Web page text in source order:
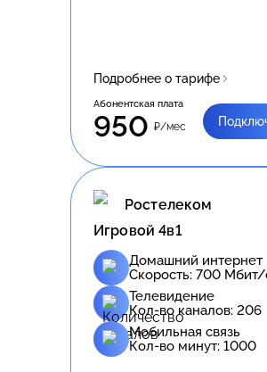
Подробнее о тарифе
Абонентская плата
950 ₽/мес
Ростелеком
Игровой 4в1
Домашний интернет
Скорость: 700 Мбит/
Телевидение
Кол-во каналов: 206
Мобильная связь
Кол-во минут: 1000